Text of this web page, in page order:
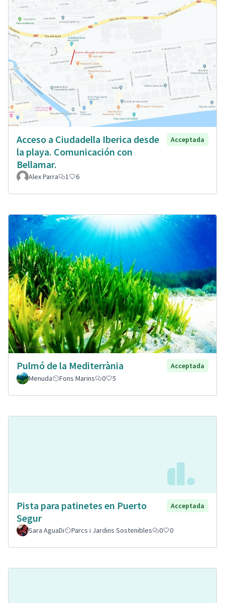
Acceso a Ciudadella Iberica desde
la playa. Comunicación con
Bellamar.
Acceptada
Alex Parra 1 6
Pulmó de la Mediterrània
Acceptada
Menuda
Fons Marins 0 5
Pista para patinetes en Puerto
Segur
Acceptada
Sara AguaDi Parcs i Jardins Sostenibles 0 0